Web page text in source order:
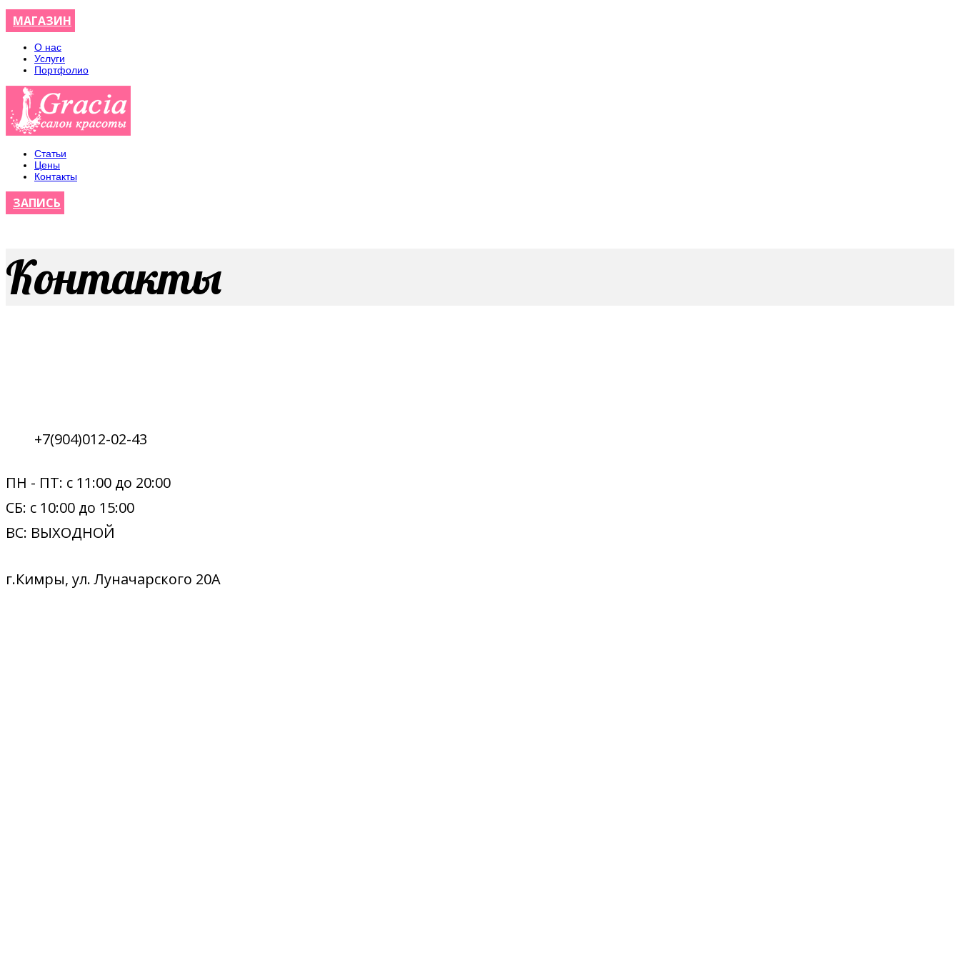
МАГАЗИН
О нас
Услуги
Портфолио
Статьи
Цены
Контакты
ЗАПИСЬ
Контакты
+7(904)012-02-43
ПН - ПТ: с 11:00 до 20:00
СБ: с 10:00 до 15:00
ВС: ВЫХОДНОЙ
г.Кимры, ул. Луначарского 20А